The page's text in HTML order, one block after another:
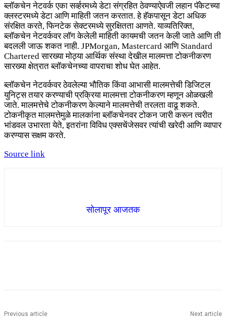
ब्लॉकचेन नेटवर्क एका सर्व्हरमध्ये डेटा संग्रहित ठेवण्याऐवजी लहान पॅकेटच्या
क्लस्टरमध्ये डेटा आणि माहिती जतन करतात. हे हॅकपासून डेटा अधिक
संरक्षित करते, फिनटेक सेक्टरमध्ये सुरक्षितता आणते. याव्यतिरिक्त,
ब्लॉकचेन नेटवर्कवर लॉग केलेली माहिती कायमची जतन केली जाते आणि ती
बदलली जाऊ शकत नाही. JPMorgan, Mastercard आणि Standard
Chartered सारख्या मोठ्या आर्थिक संस्था देखील मालमत्ता टोकनीकरण
सारख्या क्षेत्रात ब्लॉकचेनच्या वापराचा शोध घेत आहेत.
ब्लॉकचेन नेटवर्कवर ठेवलेल्या भौतिक किंवा आभासी मालमत्तेची डिजिटल
युनिट्स तयार करण्याची प्रक्रिया मालमत्ता टोकनीकरण म्हणून ओळखली
जाते. मालमत्तेचे टोकनीकरण केल्याने मालमत्तेची तरलता वाढू शकते.
टोकनीकृत मालमत्तेमुळे मालकांना ब्लॉकचेनवर टोकन जारी करून त्वरीत
भांडवल उभारता येते, इतरांना विविध एक्सचेंजेसवर त्यांची खरेदी आणि व्यापार
करण्यास सक्षम करते.
Source link
सोलापूर आजतक
Previous article Next article